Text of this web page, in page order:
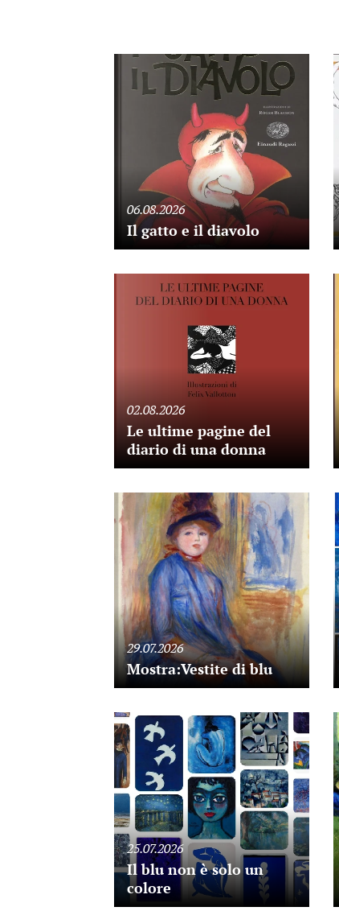
06.08.2026
Il gatto e il diavolo
02.08.2026
Le ultime pagine del
diario di una donna
29.07.2026
Mostra:Vestite di blu
25.07.2026
Il blu non è solo un
colore